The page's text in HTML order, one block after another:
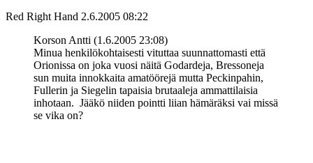
Red Right Hand 2.6.2005 08:22
Korson Antti (1.6.2005 23:08)
Minua henkilökohtaisesti vituttaa suunnattomasti että
Orionissa on joka vuosi näitä Godardeja, Bressoneja
sun muita innokkaita amatöörejä mutta Peckinpahin,
Fullerin ja Siegelin tapaisia brutaaleja ammattilaisia
inhotaan. Jääkö niiden pointti liian hämäräksi vai missä
se vika on?